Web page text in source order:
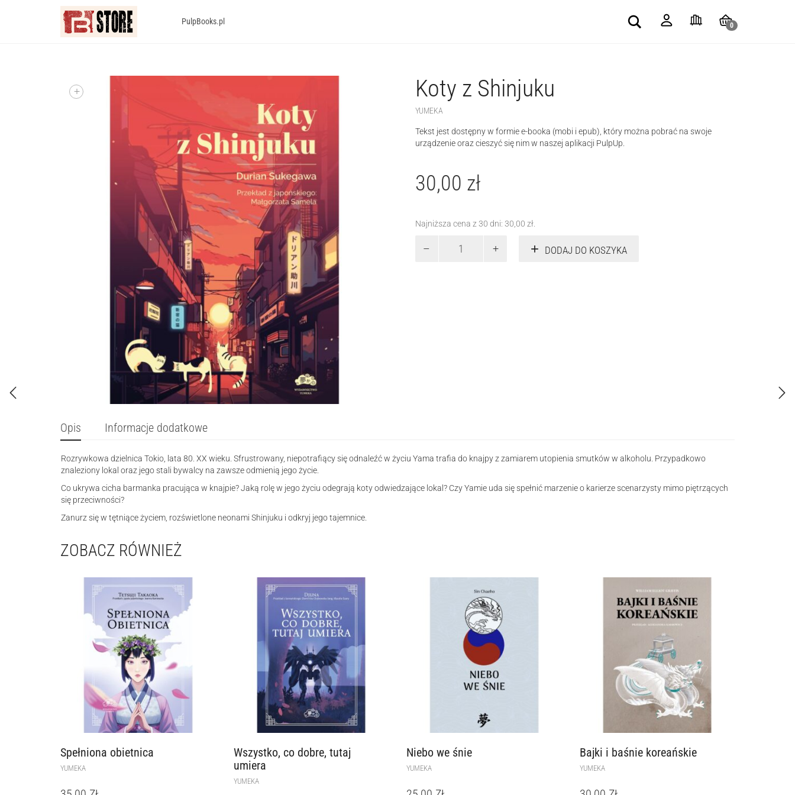
PulpBooks.pl Search
0
+ Koty z Shinjuku
YUMEKA
Tekst jest dostępny w formie e-booka (mobi i epub), który można pobrać na swoje
urządzenie oraz cieszyć się nim w naszej aplikacji PulpUp.
30,00 zł
Najniższa cena z 30 dni: 30,00 zł
DODAJ DO KOSZYKA
Opis Informacje dodatkowe
Rozrywkowa dzielnica Tokio, lata 80. XX wieku. Sfrustrowany, niepotrafiący się odnaleźć w życiu Yama trafia do knajpy z zamiarem utopienia smutków w alkoholu. Przypadkowo
znaleziony lokal oraz jego stali bywalcy na zawsze odmienią jego życie.
Co ukrywa cicha barmanka pracująca w knajpie? Jaką rolę w jego życiu odegrają koty odwiedzające lokal? Czy Yamie uda się spełnić marzenie o karierze scenarzysty mimo piętrzących
się przeciwności?
Zanurz się w tętniące życiem, rozświetlone neonami Shinjuku i odkryj jego tajemnice.
ZOBACZ RÓWNIEŻ
Spełniona obietnica
YUMEKA
Wszystko, co dobre, tutaj
umiera
YUMEKA
Niebo we śnie
YUMEKA
Bajki i baśnie koreańskie
YUMEKA